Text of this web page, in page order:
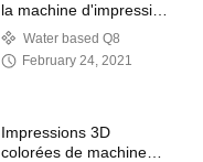
la machine d'impression
murale 3D ZKMC
Water based Q8
February 24, 2021
Impressions 3D
colorées de machine